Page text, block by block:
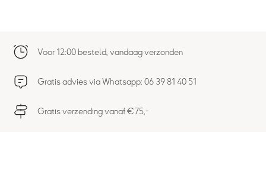
Voor 12:00 besteld, vandaag verzonden
Gratis advies via Whatsapp: 06 39 81 40 51
Gratis verzending vanaf €75,-